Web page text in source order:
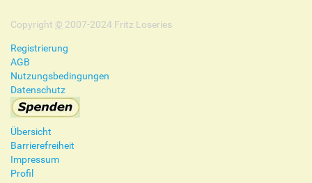
Copyright © 2007-2024 Fritz Loseries
Registrierung
AGB
Nutzungsbedingungen
Datenschutz
Übersicht
Barrierefreiheit
Impressum
Profil